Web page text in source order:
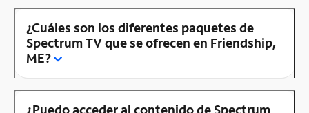
¿Cuáles son los diferentes paquetes de
Spectrum TV que se ofrecen en Friendship,
ME?